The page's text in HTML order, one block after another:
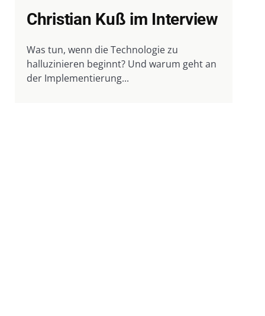
Christian Kuß im Interview
Was tun, wenn die Technologie zu
halluzinieren beginnt? Und warum geht an
der Implementierung...